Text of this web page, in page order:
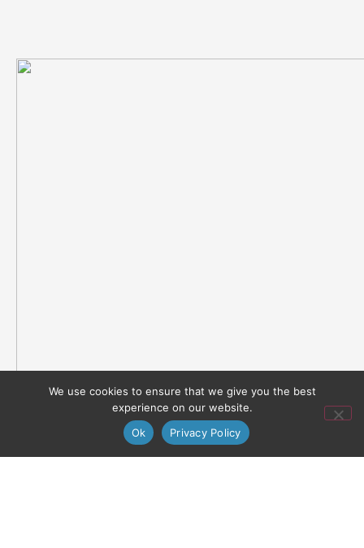
We use cookies to ensure that we give you the best
experience on our website.
Ok
Privacy Policy